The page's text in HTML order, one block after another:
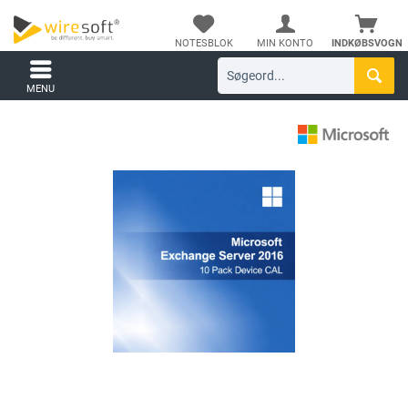
INDKØBSVOGN
NOTESBLOK MIN KONTO
MENU